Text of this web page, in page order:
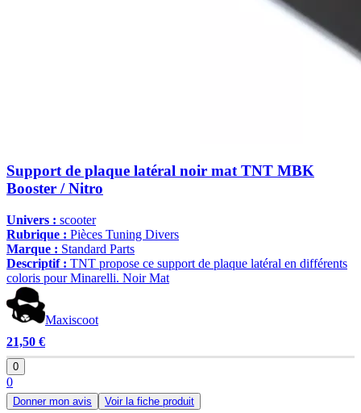
Support de plaque latéral noir mat TNT MBK
Booster / Nitro
Univers : scooter
Rubrique : Pièces Tuning Divers
Marque : Standard Parts
Descriptif : TNT propose ce support de plaque latéral en différents
coloris pour Minarelli. Noir Mat
Maxiscoot
21,50 €
0
0
Donner mon avis Voir la fiche produit